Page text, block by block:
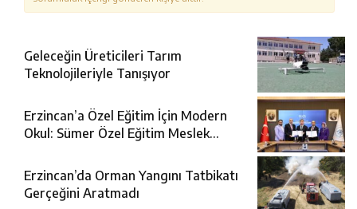
Geleceğin Üreticileri Tarım
Teknolojileriyle Tanışıyor
Erzincan’a Özel Eğitim İçin Modern
Okul: Sümer Özel Eğitim Meslek
Erzincan’da Orman Yangını Tatbikatı
Gerçeğini Aratmadı